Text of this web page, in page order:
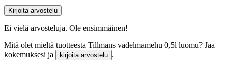
Kirjoita arvostelu
Ei vielä arvosteluja. Ole ensimmäinen!
Mitä olet mieltä tuotteesta Tillmans vadelmamehu 0,5l luomu? Jaa
kokemuksesi ja
kirjoita arvostelu .